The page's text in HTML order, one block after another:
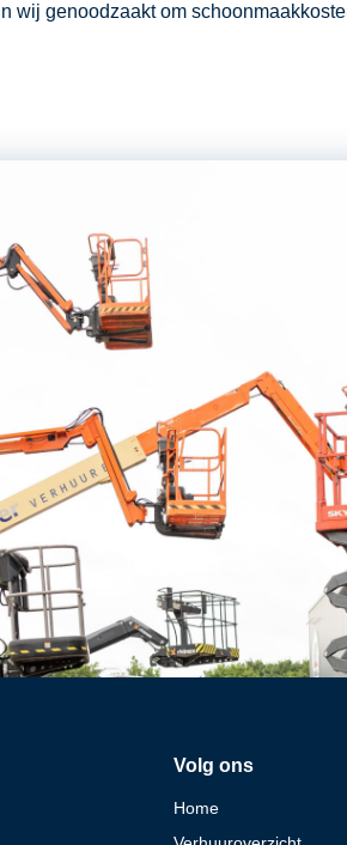
wij genoodzaakt om
Volg ons
Home